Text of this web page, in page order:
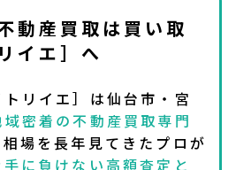
動産買取は買い取
イエ］へ
リイエ］は仙台市・宮
域密着の不動産買取専門
場を長年見てきたプロが
手に負けない高額査定と